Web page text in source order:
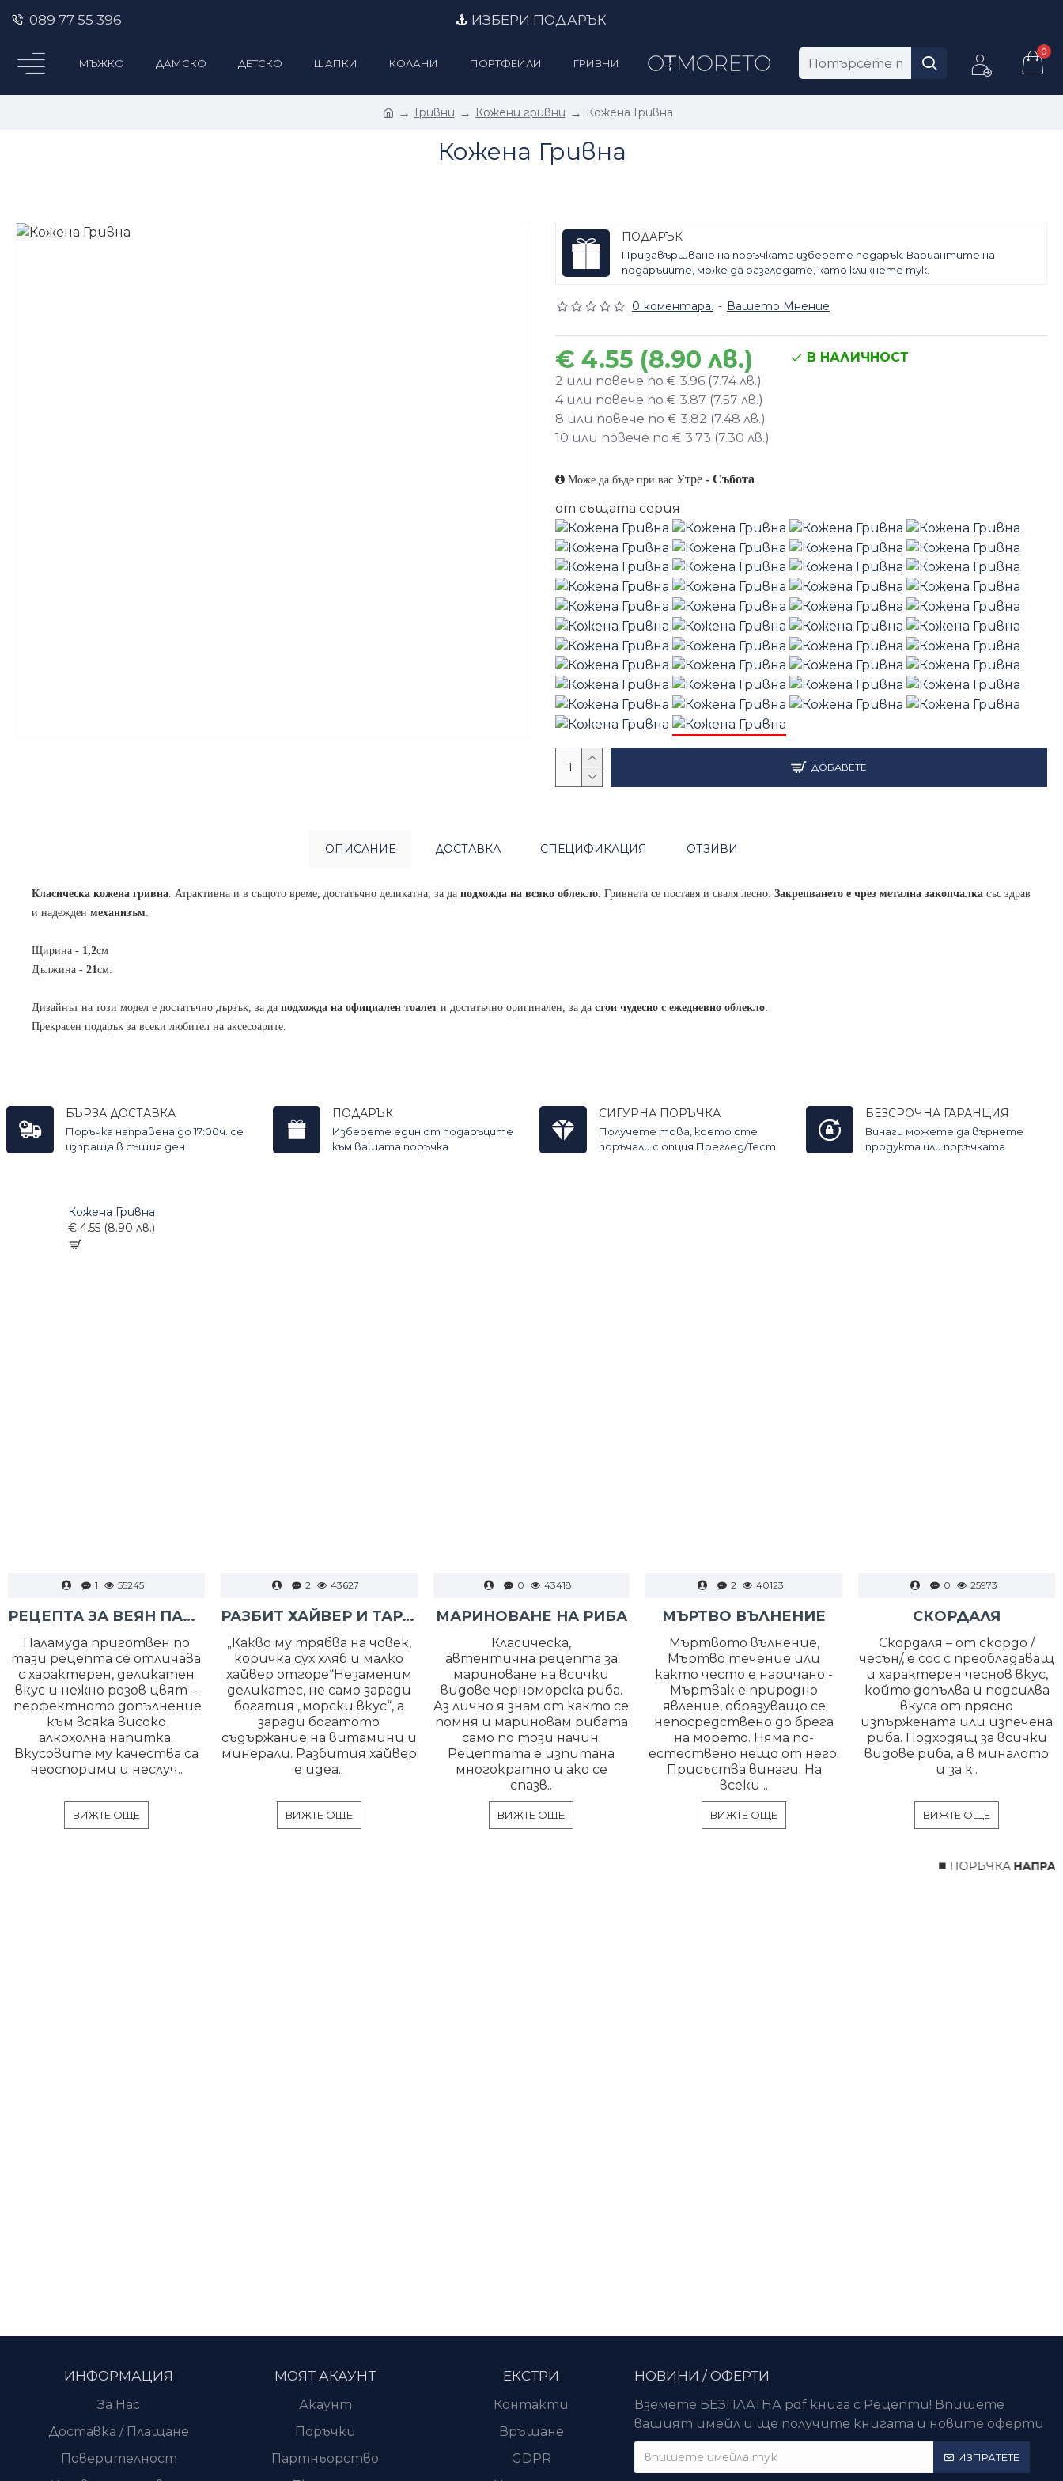
089 77 55 396 ИЗБЕРИ ПОДАРЪК
МЪЖКО ДАМСКО ДЕТСКО ШАПКИ КОЛАНИ ПОРТФЕЙЛИ ГРИВНИ
0
Гривни Кожени гривни Кожена Гривна
Кожена Гривна
ПОДАРЪК
При завършване на поръчката изберете подарък. Вариантите на
подаръците, може да разгледате, като кликнете тук.
0 коментара. - Вашето Мнение
€ 4.55 (8.90 лв.)
2 или повече по € 3.96 (7.74 лв.)
4 или повече по € 3.87 (7.57 лв.)
8 или повече по € 3.82 (7.48 лв.)
10 или повече по € 3.73 (7.30 лв.)
В НАЛИЧНОСТ
Може да бъде при вас Утре - Събота
от същата серия
ДОБАВЕТЕ
ОПИСАНИЕ ДОСТАВКА СПЕЦИФИКАЦИЯ ОТЗИВИ
Класическа кожена гривна . Атрактивна и в същото време, достатъчно деликатна, за да подхожда на всяко облекло Гривната се поставя и сваля лесно. Закрепването е чрез метална закопчалка със здрав
и надежден механизъм
Щирина - 1,2см
Дължина - 21 см.
Дизайнът на този модел е достатъчно дързък, за да подхожда на официален тоалет и достатъчно оригинален, за да стои чудесно с ежедневно облекло
Прекрасен подарък за всеки любител на аксесоарите.
БЪРЗА ДОСТАВКА
Поръчка направена до 17:00ч. се
изпраща в същия ден
ПОДАРЪК
Изберете един от подаръците
към вашата поръчка
СИГУРНА ПОРЪЧКА
Получете това, което сте
поръчали с опция Преглед/Тест
БЕЗСРОЧНА ГАРАНЦИЯ
Винаги можете да върнете
продукта или поръчката
Кожена Гривна
€ 4.55 (8.90 лв.)
1 55245
РЕЦЕПТА ЗА ВЕЯН ПАЛАМУД
Паламуда приготвен по
тази рецепта се отличава
с характерен, деликатен
вкус и нежно розов цвят –
перфектното допълнение
към всяка високо
алкохолна напитка.
Вкусовите му качества са
неоспорими и неслуч..
ВИЖТЕ ОЩЕ
2 43627
РАЗБИТ ХАЙВЕР И ТАРАМА
„Какво му трябва на човек,
коричка сух хляб и малко
хайвер отгоре“Незаменим
деликатес, не само заради
богатия „морски вкус“, а
заради богатото
съдържание на витамини и
минерали. Разбития хайвер
е идеа..
ВИЖТЕ ОЩЕ
0 43418
МАРИНОВАНЕ НА РИБА
Класическа,
автентична рецепта за
мариноване на всички
видове черноморска риба.
Аз лично я знам от както се
помня и мариновам рибата
само по този начин.
Рецептата е изпитана
многократно и ако се
спазв..
ВИЖТЕ ОЩЕ
2 40123
МЪРТВО ВЪЛНЕНИЕ
Мъртвото вълнение,
Мъртво течение или
както често е наричано -
Мъртвак е природно
явление, образуващо се
непосредствено до брега
на морето. Няма по-
естествено нещо от него.
Присъства винаги. На
всеки ..
ВИЖТЕ ОЩЕ
0 25973
СКОРДАЛЯ
Скордаля – от скордо /
чесън/, е сос с преобладаващ
и характерен чеснов вкус,
който допълва и подсилва
вкуса от прясно
изпържената или изпечена
риба. Подходящ за всички
видове риба, а в миналото
и за к..
ВИЖТЕ ОЩЕ
◼️ ПОРЪЧКА
ИНФОРМАЦИЯ
За Нас
Доставка / Плащане
Поверителност
МОЯТ АКАУНТ
Акаунт
Поръчки
Партньорство
ЕКСТРИ
Контакти
Връщане
GDPR
НОВИНИ / ОФЕРТИ
Вземете БЕЗПЛАТНА pdf книга с Рецепти! Впишете
вашият имейл и ще получите книгата и новите оферти
ИЗПРАТЕТЕ